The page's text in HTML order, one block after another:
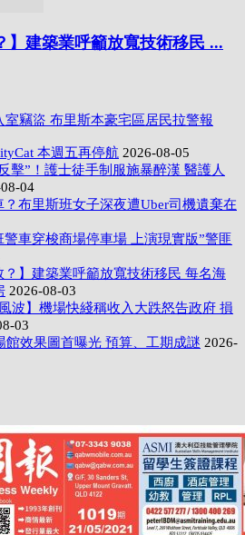
】建築業呼籲放寬技術移民 ...
室竊盜 布里斯本豪宅區居民拉警報
本週五再停航 2026-08-05
擊”！護士徒手制服施暴醉漢 醫護人
04
布里斯班女子深夜遭Uber司機遺棄在
車穿梭商場停車場 上演現實版”警匪
？】建築業呼籲放寬技術移民 每名海
2026-08-03
波】機場快綫稱收入大跌怒告政府 損
03
館效果圖首曝光 預算、工期成謎 2026-